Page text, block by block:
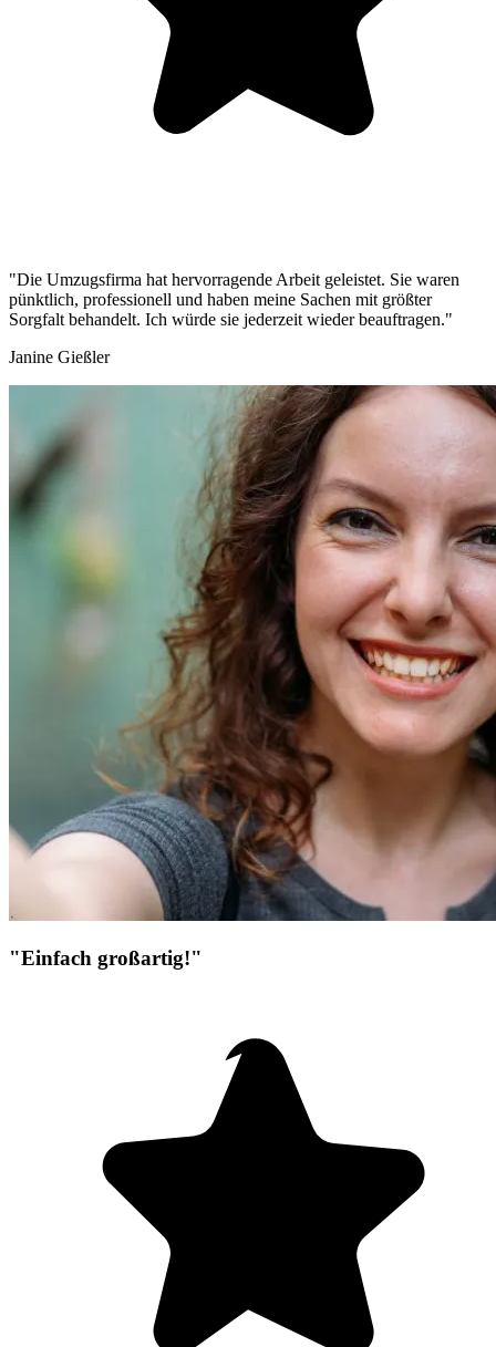
"Die Umzugsfirma hat hervorragende Arbeit geleistet. Sie waren
pünktlich, professionell und haben meine Sachen mit größter
Sorgfalt behandelt. Ich würde sie jederzeit wieder beauftragen."
Janine Gießler
"Einfach großartig!"